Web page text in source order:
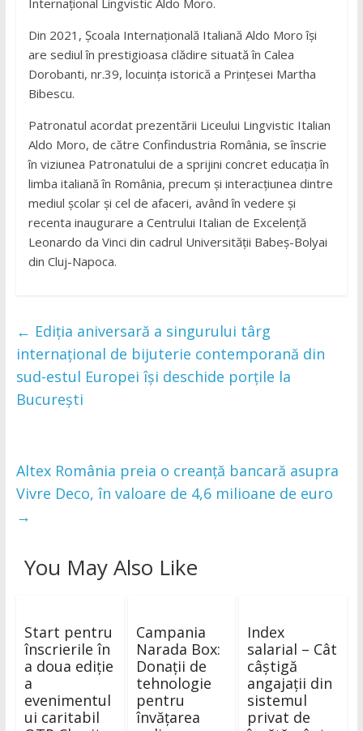
Internațional Lingvistic Aldo Moro.
Din 2021, Școala Internațională Italiană Aldo Moro își
are sediul în prestigioasa clădire situată în Calea
Dorobanti, nr.39, locuința istorică a Prințesei Martha
Bibescu.
Patronatul acordat prezentării Liceului Lingvistic Italian
Aldo Moro, de către Confindustria România, se înscrie
în viziunea Patronatului de a sprijini concret educația în
limba italiană în România, precum și interacțiunea dintre
mediul școlar și cel de afaceri, având în vedere și
recenta inaugurare a Centrului Italian de Excelență
Leonardo da Vinci din cadrul Universității Babeș-Bolyai
din Cluj-Napoca.
← Ediția aniversară a singurului târg
internațional de bijuterie contemporană din
sud-estul Europei își deschide porțile la
București
Altex România preia o creanță bancară asupra
Vivre Deco, în valoare de 4,6 milioane de euro
→
You May Also Like
Start pentru
înscrierile în
a doua ediție
a
evenimentul
ui caritabil
Campania
Narada Box:
Donații de
tehnologie
pentru
învățarea
Index
salarial – Cât
câștigă
angajații din
sistemul
privat de